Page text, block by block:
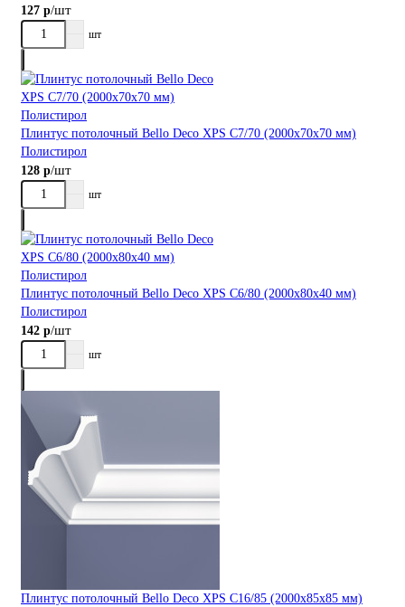
127 р/шт
шт
Плинтус потолочный Bellо Deco XPS С7/70 (2000х70х70 мм)
Полистирол
128 р/шт
шт
Плинтус потолочный Bellо Deco XPS С6/80 (2000х80х40 мм)
Полистирол
142 р/шт
шт
Плинтус потолочный Bellо Deco XPS С16/85 (2000х85х85 мм)